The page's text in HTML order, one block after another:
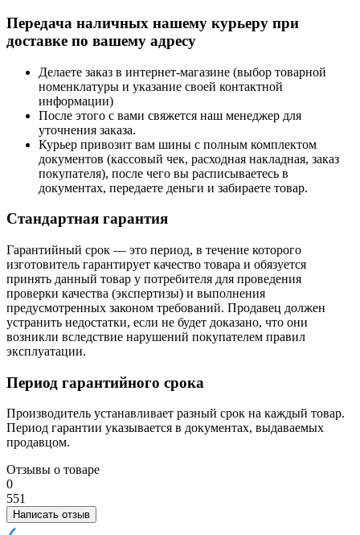
Передача наличных нашему курьеру при
доставке по вашему адресу
Делаете заказ в интернет-магазине (выбор товарной
номенклатуры и указание своей контактной
информации)
После этого с вами свяжется наш менеджер для
уточнения заказа.
Курьер привозит вам шины с полным комплектом
документов (кассовый чек, расходная накладная, заказ
покупателя), после чего вы расписываетесь в
документах, передаете деньги и забираете товар.
Стандартная гарантия
Гарантийный срок — это период, в течение которого
изготовитель гарантирует качество товара и обязуется
принять данный товар у потребителя для проведения
проверки качества (экспертизы) и выполнения
предусмотренных законом требований. Продавец должен
устранить недостатки, если не будет доказано, что они
возникли вследствие нарушений покупателем правил
эксплуатации.
Период гарантийного срока
Производитель устанавливает разный срок на каждый товар.
Период гарантии указывается в документах, выдаваемых
продавцом.
Отзывы о товаре
0
551
Написать отзыв